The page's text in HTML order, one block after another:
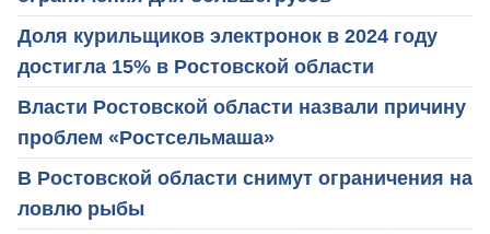
Доля курильщиков электронок в 2024 году
достигла 15% в Ростовской области
Власти Ростовской области назвали причину
проблем «Ростсельмаша»
В Ростовской области снимут ограничения на
ловлю рыбы